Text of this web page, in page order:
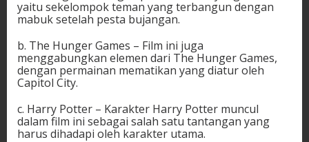
yaitu sekelompok teman yang terbangun dengan
mabuk setelah pesta bujangan.
b. The Hunger Games – Film ini juga
menggabungkan elemen dari The Hunger Games,
dengan permainan mematikan yang diatur oleh
Capitol City.
c. Harry Potter – Karakter Harry Potter muncul
dalam film ini sebagai salah satu tantangan yang
harus dihadapi oleh karakter utama.